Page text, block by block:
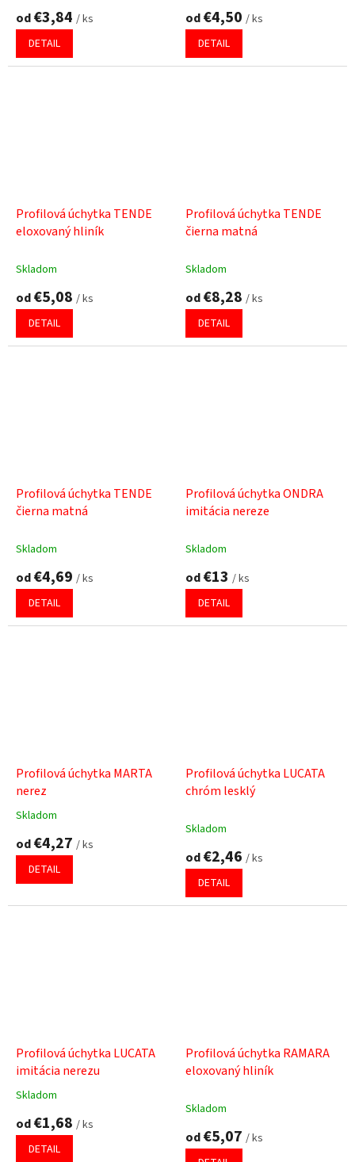
od€3,84 / ks
DETAIL
od€4,50 / ks
DETAIL
Profilová úchytka TENDE
eloxovaný hliník
Skladom
od€5,08 / ks
DETAIL
Profilová úchytka TENDE
čierna matná
Skladom
od€8,28 / ks
DETAIL
Profilová úchytka TENDE
čierna matná
Skladom
od€4,69 / ks
DETAIL
Profilová úchytka ONDRA
imitácia nereze
Skladom
od€13 / ks
DETAIL
Profilová úchytka MARTA
nerez
Priemerné
produktu
4,7
5
Skladom
od€4,27 / ks
DETAIL
Profilová úchytka LUCATA
chróm lesklý
Skladom
od€2,46 / ks
DETAIL
Profilová úchytka LUCATA
imitácia nerezu
Priemerné
produktu
5,0
Skladom
od€1,68 / ks
DETAIL
Profilová úchytka RAMARA
eloxovaný hliník
Skladom
od€5,07 / ks